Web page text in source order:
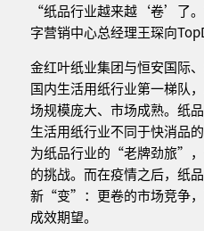
“纸品行业越来越‘卷’了
字营销中心总经理王琛向
金红叶纸业集团与恒安国际
国内生活用纸行业第一梯队
场规模庞大、市场成熟。纸
生活用纸行业不同于快消品
为纸品行业的“老牌劲旅”
的挑战。而在疫情之后，纸
新“变”：更卷的市场竞争
成效期望。